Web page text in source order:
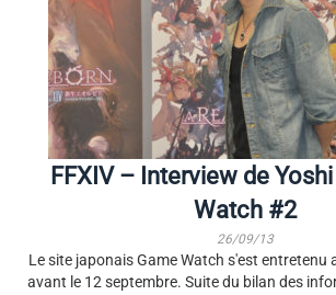
FFXIV – Interview de
Watch #2
26/09/13
Le site japonais Game Watch s'est entretenu
avant le 12 septembre. Suite du bilan des